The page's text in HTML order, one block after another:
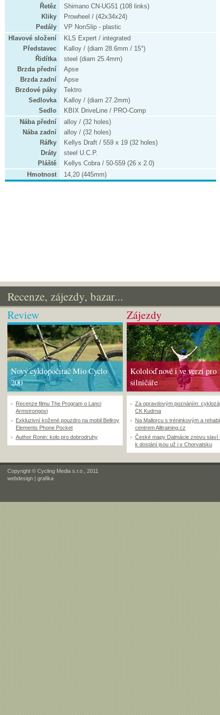
Řetěz
Shimano CN-UG51 (108 links)
Kliky
Prowheel / (42x34x24)
Pedály
VP NonSlip - plastic
Hlavové složení
KLS Expert / integrated
Představec
Kalloy / (diam 28.6mm / 15°)
Řidítka
steel (diam 25.4mm)
Brzda přední
Apse
Brzda zadní
Apse
Brzdové páky
Tektro
Sedlovka
Kalloy / (diam 27.2mm)
Sedlo
KBIX DriveLine / PRO-Comp
Nába přední
alloy / (32 holes)
Nába zadní
alloy / (32 holes)
Ráfky
Kellys Draft / 559 x 19 (32 holes)
Dráty
steel U.C.P.
Pláště
Kellys Cobra / 50-559 (26 x 2.0)
Hmotnost
14,20 (445mm)
Recenze, zájezdy, bazar...
Review
Nový cyklopočítač Mio Cyclo
200
Recenze filmu The Program o Lanci
Armstrongovi
Exkluzivní kožené pouzdro na mobil Bellroy
Elements Phone Pocket
Author Ronin: kolo pro dobrodruhy
Zájezdy
Kololoď nově i ve verzi pro
silničáře
Za opravdovým poznáním:
CK Kudrna
Na Mallorcu s tréninkovým a
centrem Alltraining.cz
České mapy Dalmácie znovu slaví
k dostání jsou už i v Chorvatsku
Copyright © Cycling Media s.r.o., 2011
webdesign | grafika